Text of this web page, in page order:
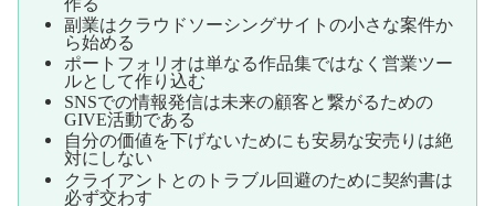
副業はクラウドソーシングサイトの小さな案件か
ら始める
ポートフォリオは単なる作品集ではなく営業ツー
ルとして作り込む
SNSでの情報発信は未来の顧客と繋がるための
GIVE活動である
自分の価値を下げないためにも安易な安売りは絶
対にしない
クライアントとのトラブル回避のために契約書は
必ず交わす